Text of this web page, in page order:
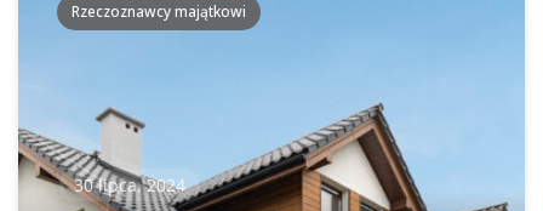
Rzeczoznawcy majątkowi
30 lipca, 2024